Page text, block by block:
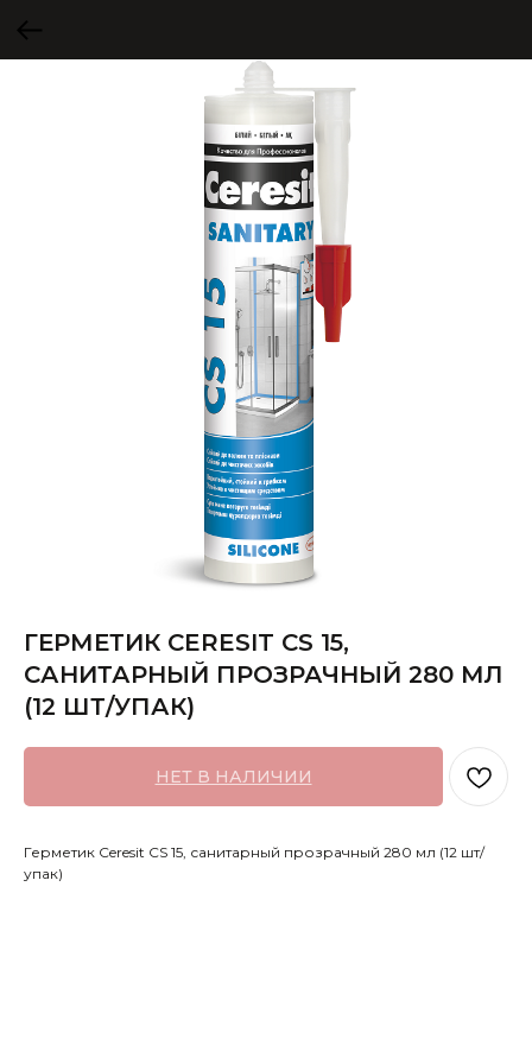
ГЕРМЕТИК CERESIT CS 15,
САНИТАРНЫЙ ПРОЗРАЧНЫЙ 280 МЛ
(12 ШТ/УПАК)
НЕТ В НАЛИЧИИ
Герметик Ceresit CS 15, санитарный прозрачный 280 мл (12 шт/
упак)